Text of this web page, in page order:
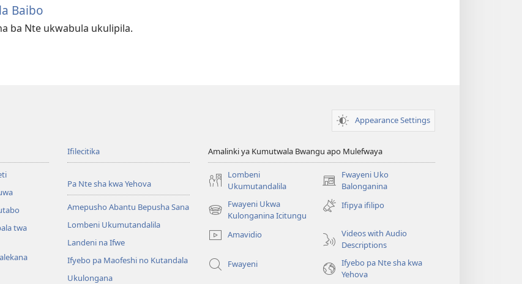
Baibo
ba Nte ukwabula ukulipila.
Appearance Settings
twa
Ifilecitika
Pa Nte sha kwa Yehova
Amepusho Abantu Bepusha Sana
Lombeni Ukumutandalila
Landeni na Ifwe
Ifyebo pa Maofeshi no Kutandala
Ukulongana
Amalinki ya Kumutwala Bwangu apo Mulefwaya
Lombeni
Ukumutandalila
Fwayeni Uko
Balonganina
(yalaisula
na
imbi)
Fwayeni Ukwa
Kulonganina Icitungu
(yalaisula
imbi)
Ifipya ifilipo
Amavidio
Videos with Audio
Descriptions
Fwayeni
Ifyebo pa Nte sha kwa
Yehova